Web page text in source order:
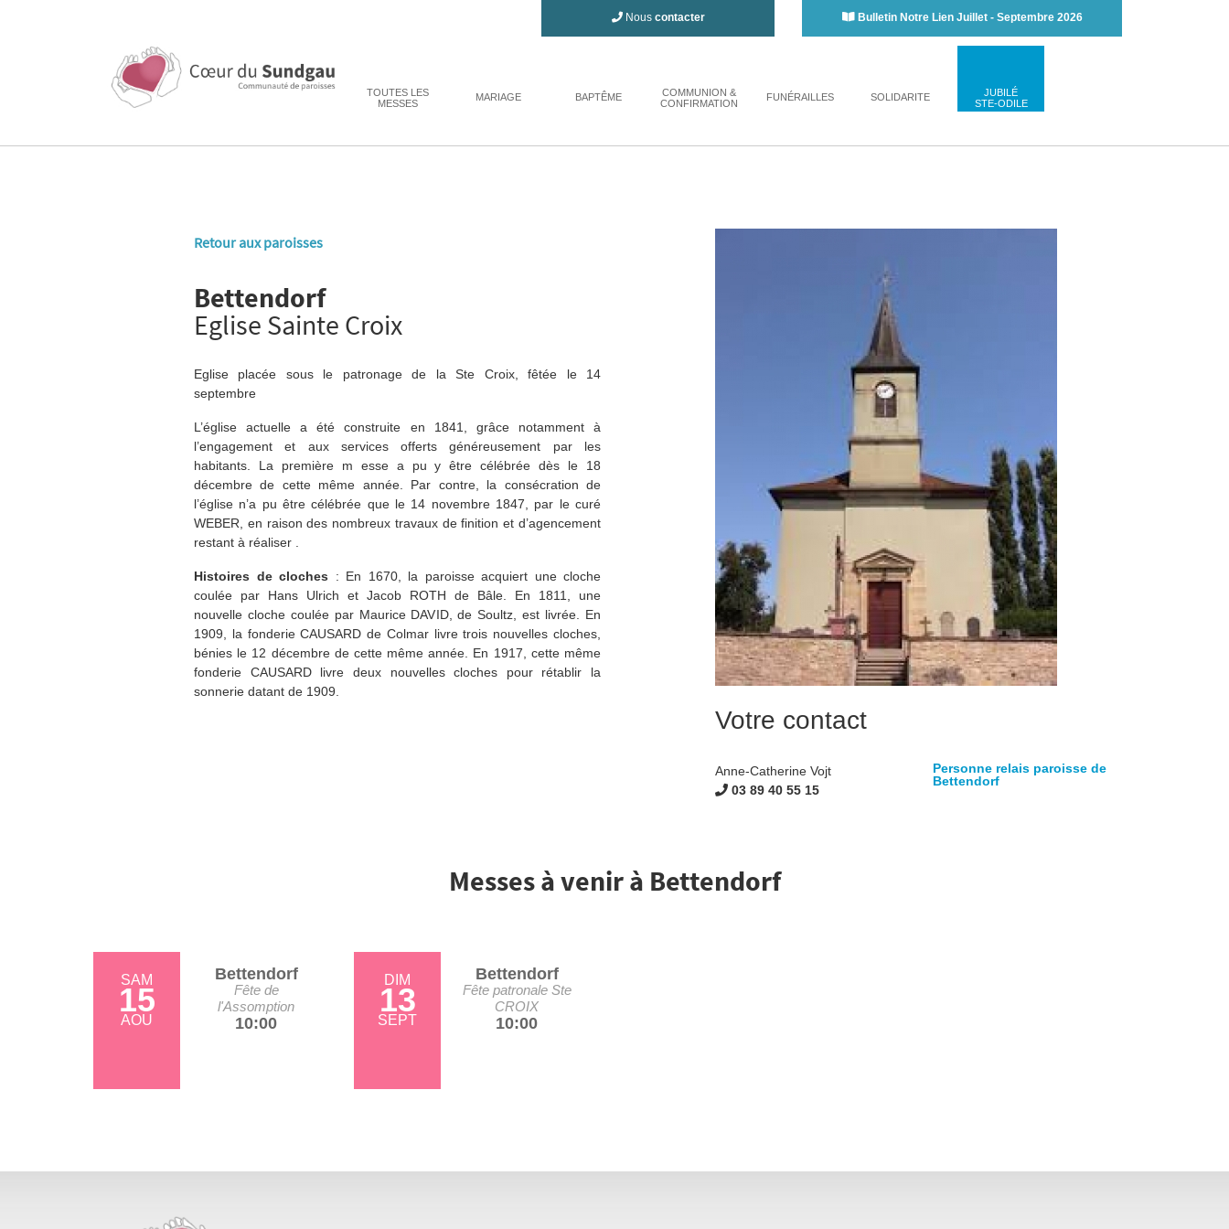
Nous contacter Bulletin Notre Lien Juillet - Septembre 2026
TOUTES LES
MESSES
MARIAGE BAPTÊME
COMMUNION &
CONFIRMATION
FUNÉRAILLES SOLIDARITE
JUBILÉ
STE-ODILE
Retour aux paroisses
Bettendorf
Eglise Sainte Croix
Eglise placée sous le patronage de la Ste Croix, fêtée le 14
septembre
L’église actuelle a été construite en 1841, grâce notamment à
l’engagement et aux services offerts généreusement par les
habitants. La première m esse a pu y être célébrée dès le 18
décembre de cette même année. Par contre, la consécration de
l’église n’a pu être célébrée que le 14 novembre 1847, par le curé
WEBER, en raison des nombreux travaux de finition et d’agencement
restant à réaliser .
Histoires de cloches : En 1670, la paroisse acquiert une cloche
coulée par Hans Ulrich et Jacob ROTH de Bâle. En 1811, une
nouvelle cloche coulée par Maurice DAVID, de Soultz, est livrée. En
1909, la fonderie CAUSARD de Colmar livre trois nouvelles cloches,
bénies le 12 décembre de cette même année. En 1917, cette même
fonderie CAUSARD livre deux nouvelles cloches pour rétablir la
sonnerie datant de 1909.
Votre contact
Anne-Catherine Vojt
03 89 40 55 15
Personne relais paroisse de
Bettendorf
Messes à venir à Bettendorf
SAM
15
AOU
Bettendorf
Fête de
l'Assomption
10:00
DIM
13
SEPT
Bettendorf
Fête patronale Ste
CROIX
10:00